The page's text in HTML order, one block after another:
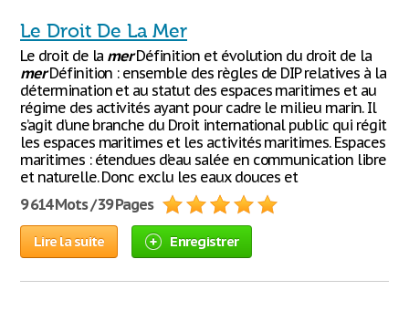
Le Droit De La Mer
Le droit de la merDéfinition et évolution du droit de la
merDéfinition : ensemble des règles de DIP relatives à la
détermination et au statut des espaces maritimes et au
régime des activités ayant pour cadre le milieu marin. Il
s’agit d’une branche du Droit international public qui régit
les espaces maritimes et les activités maritimes. Espaces
maritimes : étendues d’eau salée en communication libre
et naturelle. Donc exclu les eaux douces et
9 614 Mots / 39 Pages
Lire la suite Enregistrer